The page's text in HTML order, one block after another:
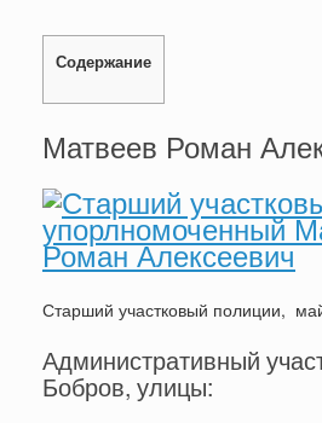
Содержание
Матвеев Роман
Старший участковый полиции,
Административный
Бобров, улицы: